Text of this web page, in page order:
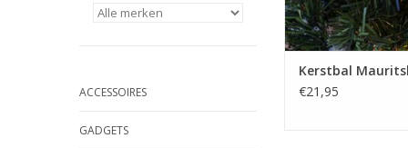
ACCESSOIRES
GADGETS
Kerstbal
€21,95